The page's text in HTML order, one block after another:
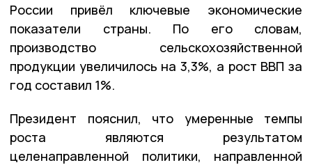
России привёл ключевые экономические
показатели страны. По его словам,
производство сельскохозяйственной
продукции увеличилось на 3,3%, а рост ВВП за
год составил 1%.
Президент пояснил, что умеренные темпы
роста являются результатом
целенаправленной политики, направленной